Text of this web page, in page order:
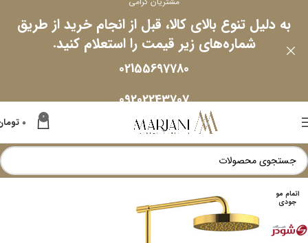
0
0
اتمام مو
جودی
به دلیل تنوع بالای کالا، قبل از انجام خرید از طریق
شماره‌های زیر قیمت را استعلام کنید.
02155697780
09202243707